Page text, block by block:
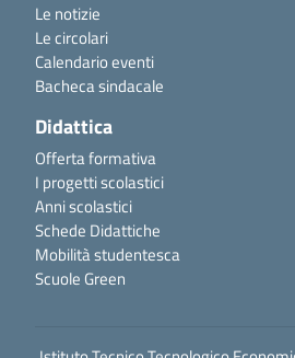
Le notizie
Le circolari
Calendario eventi
Bacheca sindacale
Didattica
Offerta formativa
I progetti scolastici
Anni scolastici
Schede Didattiche
Mobilità studentesca
Scuole Green